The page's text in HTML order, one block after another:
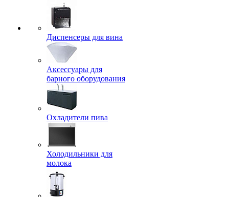
Диспенсеры для вина
Аксессуары для
барного оборудования
Охладители пива
Холодильники для
молока